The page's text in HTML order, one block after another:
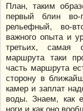
План, таким
первый блин
рельефный, во-
важного опыта и
третьих, самая
маршрута таки
часть маршрута
сторону в
камер и заплат
воды. Знаем, как
ноги и как оно